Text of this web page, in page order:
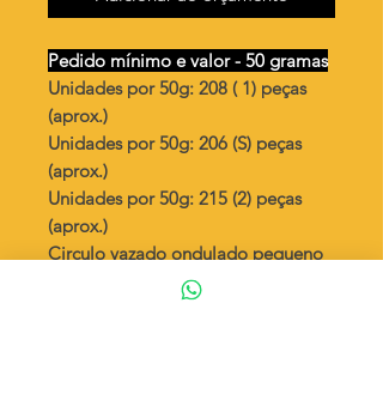
Pedido mínimo e valor - 50 gramas
Unidades por 50g: 208 ( 1) peças
(aprox.)
Unidades por 50g: 206 (S) peças
(aprox.)
Unidades por 50g: 215 (2) peças
(aprox.)
Circulo vazado ondulado pequeno
: R$ 771,00
Quantidade aproximada por quilo